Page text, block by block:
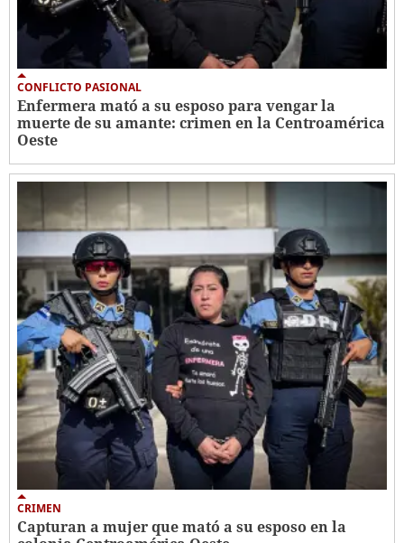
CONFLICTO PASIONAL
Enfermera mató a su esposo para vengar la
muerte de su amante: crimen en la Centroamérica
Oeste
CRIMEN
Capturan a mujer que mató a su esposo en la